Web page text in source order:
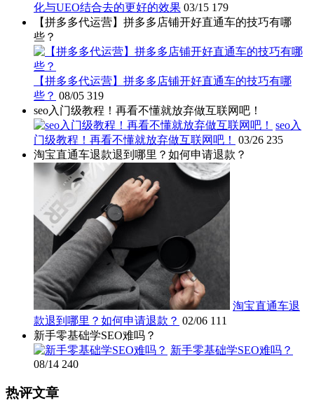
化与UEO结合去的更好的效果 03/15 179
【拼多多代运营】拼多多店铺开好直通车的技巧有哪
些？
【拼多多代运营】拼多多店铺开好直通车的技巧有哪
些？ 08/05 319
seo入门级教程！再看不懂就放弃做互联网吧！
seo入
门级教程！再看不懂就放弃做互联网吧！
03/26 235
淘宝直通车退款退到哪里？如何申请退款？
淘宝直通车退
款退到哪里？如何申请退款？ 02/06 111
新手零基础学SEO难吗？
新手零基础学SEO难吗？
08/14 240
热评文章